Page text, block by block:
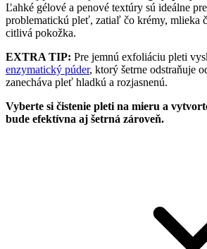
Ľahké gélové a penové textúry sú ideálne
problematickú pleť, zatiaľ čo krémy, mlieka
citlivá pokožka.
EXTRA TIP: Pre jemnú exfoliáciu pleti
enzymatický púder, ktorý šetrne odstraňuje
zanecháva pleť hladkú a rozjasnenú.
Vyberte si čistenie pleti na mieru a
bude efektívna aj šetrná zároveň.